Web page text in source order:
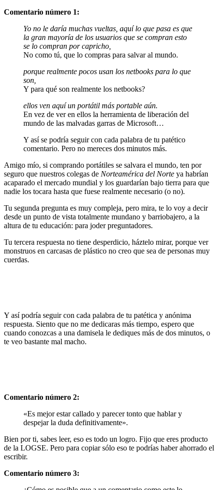
Comentario número 1:
Yo no le daría muchas vueltas, aquí lo que pasa es que
la gran mayoría de los usuarios que se compran esto
se lo compran por capricho,
No como tú, que lo compras para salvar al mundo.
porque realmente pocos usan los netbooks para lo que
son,
Y para qué son realmente los netbooks?
ellos ven aquí un portátil más portable aún.
En vez de ver en ellos la herramienta de liberación del
mundo de las malvadas garras de Microsoft…
Y así se podría seguir con cada palabra de tu patético
comentario. Pero no mereces dos minutos más.
Amigo mío, si comprando portátiles se salvara el mundo, ten por
seguro que nuestros colegas de Norteamérica del Norte ya habrían
acaparado el mercado mundial y los guardarían bajo tierra para que
nadie los tocara hasta que fuese realmente necesario (o no).
Tu segunda pregunta es muy compleja, pero mira, te lo voy a decir
desde un punto de vista totalmente mundano y barriobajero, a la
altura de tu educación: para joder preguntadores.
Tu tercera respuesta no tiene desperdicio, háztelo mirar, porque ver
monstruos en carcasas de plástico no creo que sea de personas muy
cuerdas.
Y así podría seguir con cada palabra de tu patética y anónima
respuesta. Siento que no me dedicaras más tiempo, espero que
cuando conozcas a una damisela le dediques más de dos minutos, o
te veo bastante mal macho.
Comentario número 2:
«Es mejor estar callado y parecer tonto que hablar y
despejar la duda definitivamente».
Bien por ti, sabes leer, eso es todo un logro. Fijo que eres producto
de la LOGSE. Pero para copiar sólo eso te podrías haber ahorrado el
escribir.
Comentario número 3: